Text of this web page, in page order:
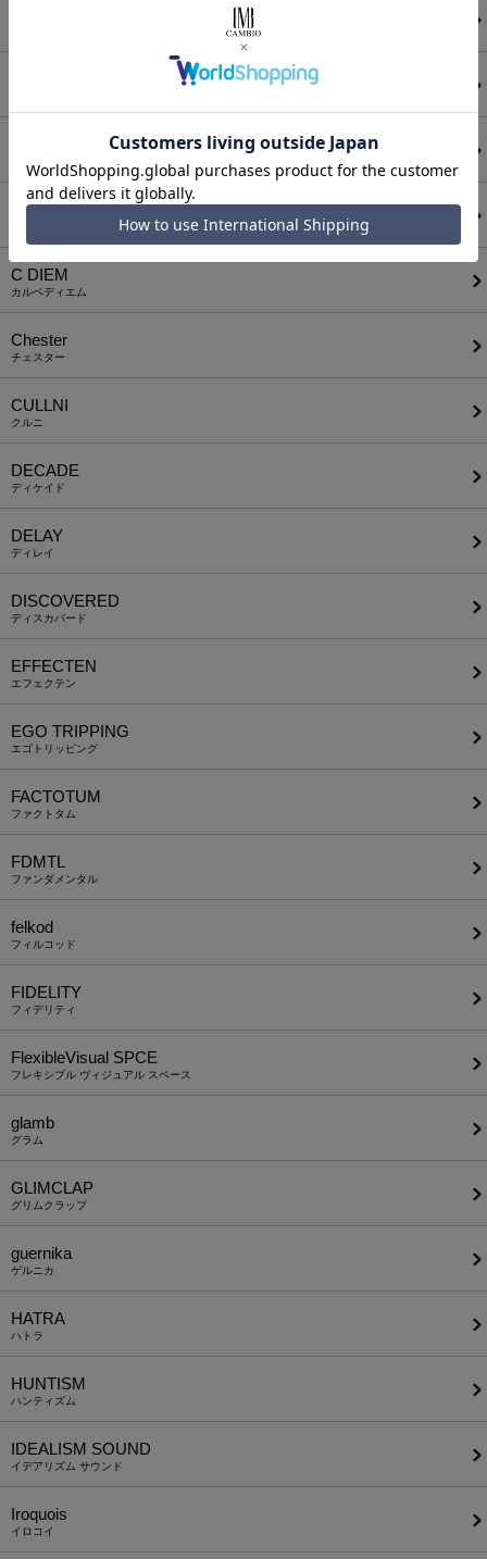
CALL&RESPONSE
CAMBIO
C DIEM
カルペディエム
Chester
チェスター
CULLNI
クルニ
DECADE
ディケイド
DELAY
ディレイ
DISCOVERED
ディスカバード
EFFECTEN
エフェクテン
EGO TRIPPING
エゴトリッピング
FACTOTUM
ファクトタム
FDMTL
ファンダメンタル
felkod
フィルコッド
FIDELITY
フィデリティ
FlexibleVisual SPCE
フレキシブル ヴィジュアル スペース
glamb
グラム
GLIMCLAP
グリムクラップ
guernika
ゲルニカ
HATRA
ハトラ
HUNTISM
ハンティズム
IDEALISM SOUND
イデアリズム サウンド
Iroquois
イロコイ